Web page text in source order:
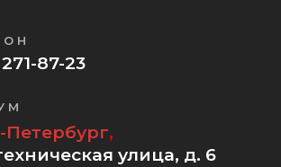
87-23
Петербург,
улица, д. 6